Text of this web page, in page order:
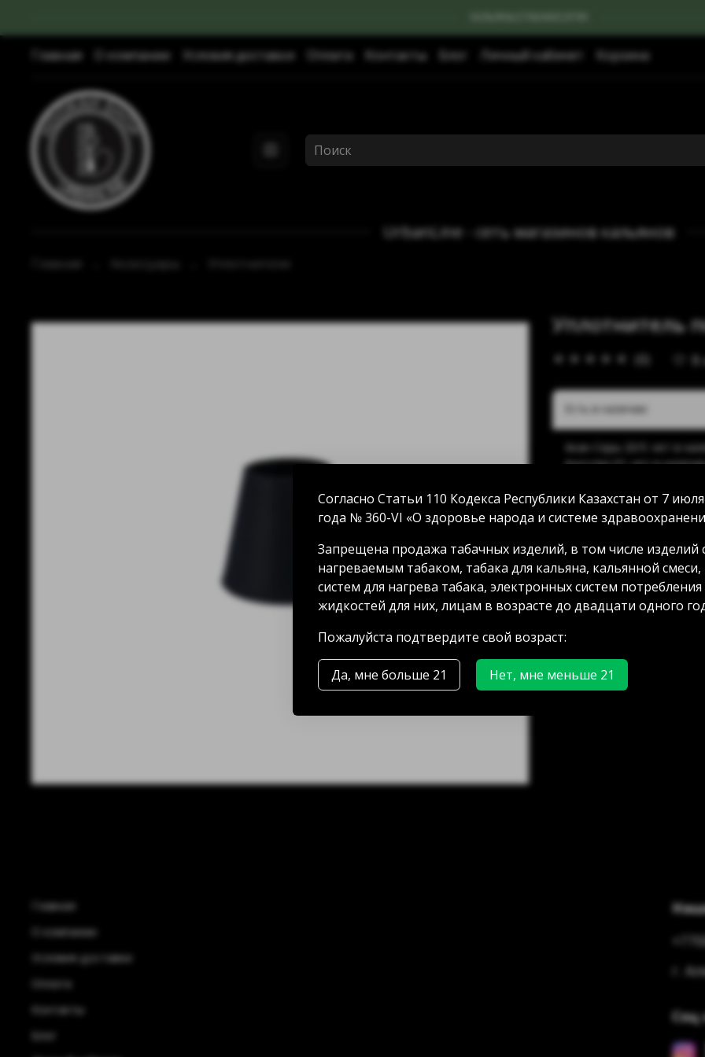
Главная О компании Условия доставки Оплата Контакты Блог Личный кабинет Корзина
UrbanLine - сеть магазинов кальянов
Уплотнитель
В
250.00 тг
Есть в наличии:
Акан Серы 20/5: нет в
Аносова 91: нет в
Мамыр 2 дом 3: 43 шт
Аксай 3 дом 7: нет в
ГРЭС: нет в наличии
Главная
О компании
Условия доставки
Оплата
Контакты
Блог
г.
Соц
Согласно Статьи 110 Кодекса Республики Казахстан от 7
года № 360-VI «О здоровье народа и системе
Запрещена продажа табачных изделий, в том числе изделий
нагреваемым табаком, табака для кальяна, кальянной смеси,
систем для нагрева табака, электронных систем потребления
жидкостей для них, лицам в возрасте до двадцати одного
Пожалуйста подтвердите свой возраст:
Да, мне больше 21 Нет, мне меньше 21